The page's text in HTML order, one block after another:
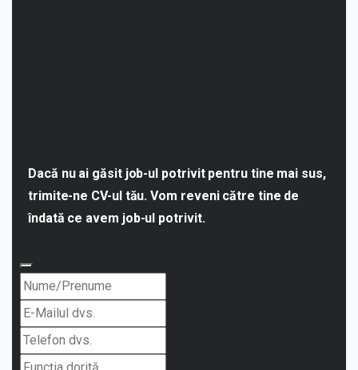
Dacă nu ai găsit job-ul potrivit pentru tine mai sus,
trimite-ne CV-ul tău. Vom reveni către tine de
îndată ce avem job-ul potrivit.
Email
Address*